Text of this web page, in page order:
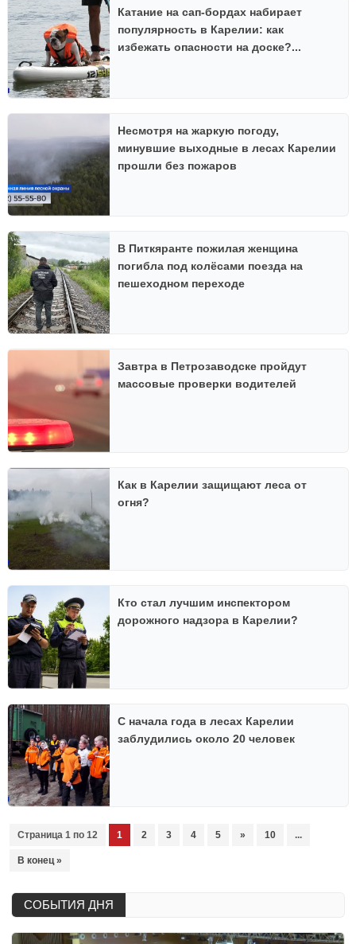
Катание на сап-бордах набирает
популярность в Карелии: как
избежать опасности на доске?...
Несмотря на жаркую погоду,
минувшие выходные в лесах Карелии
прошли без пожаров
В Питкяранте пожилая женщина
погибла под колёсами поезда на
пешеходном переходе
Завтра в Петрозаводске пройдут
массовые проверки водителей
Как в Карелии защищают леса от
огня?
Кто стал лучшим инспектором
дорожного надзора в Карелии?
С начала года в лесах Карелии
заблудились около 20 человек
Страница 1 по 12 1 2 3 4 5 » 10 ...
В конец »
СОБЫТИЯ ДНЯ